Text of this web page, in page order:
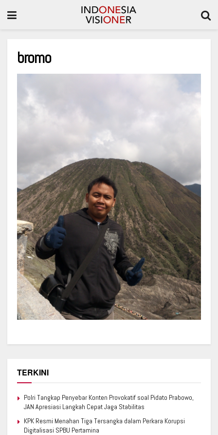
bromo
TERKINI
Polri Tangkap Penyebar Konten Provokatif soal Pidato Prabowo,
JAN Apresiasi Langkah Cepat Jaga Stabilitas
KPK Resmi Menahan Tiga Tersangka dalam Perkara Korupsi
Digitalisasi SPBU Pertamina